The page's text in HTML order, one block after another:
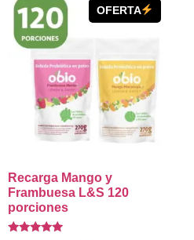
OFERTA
Recarga Mango y
Frambuesa L&S 120
porciones